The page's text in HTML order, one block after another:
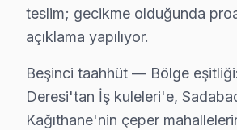
2. Termal kamera, osiloskop,
3. Arıza kaynağı tespit edilir:
4. Yazılı fiyat teklifi sunulur;
5. Orijinal veya OEM eşdeğer
6. Tüm fonksiyonlar kapsamlı
teslim; gecikme olduğunda
açıklama yapılıyor.
Beşinci taahhüt — Bölge
Deresi'tan İş kuleleri'e,
Kağıthane'nin çeper